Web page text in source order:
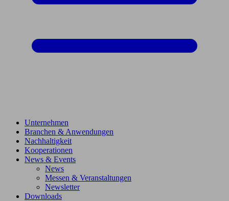
Unternehmen
Branchen & Anwendungen
Nachhaltigkeit
Kooperationen
News & Events
News
Messen & Veranstaltungen
Newsletter
Downloads